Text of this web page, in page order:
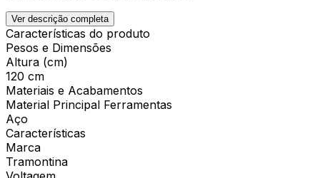
Ver descrição completa
Características do produto
Pesos e Dimensões
Altura (cm)
120 cm
Materiais e Acabamentos
Material Principal Ferramentas
Aço
Características
Marca
Tramontina